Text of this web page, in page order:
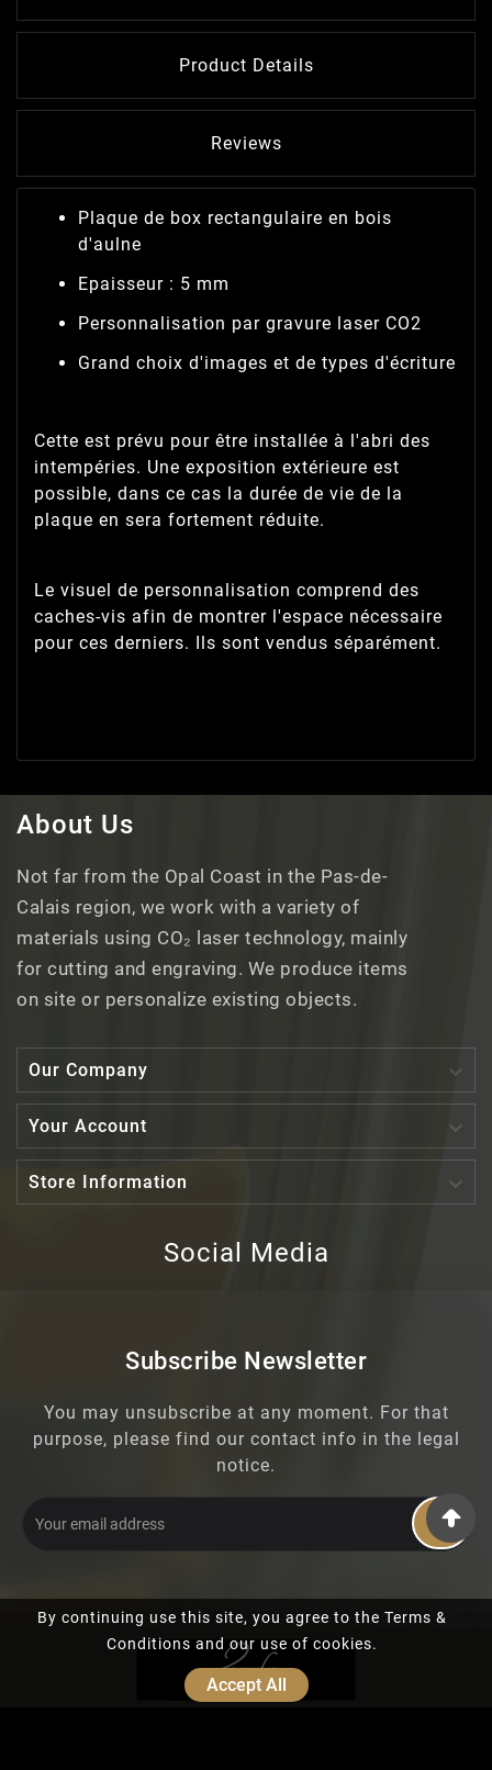
By continuing use this site, you agree to the Terms &
Conditions and our use of cookies.
Accept All
Product Details
Reviews
Plaque de box rectangulaire en bois
d'aulne
Epaisseur : 5 mm
Personnalisation par gravure laser CO2
Grand choix d'images et de types d'écriture
Cette est prévu pour être installée à l'abri des
intempéries. Une exposition extérieure est
possible, dans ce cas la durée de vie de la
plaque en sera fortement réduite.
Le visuel de personnalisation comprend des
caches-vis afin de montrer l'espace nécessaire
pour ces derniers. Ils sont vendus séparément.
About Us
Not far from the Opal Coast in the Pas-de-
Calais region, we work with a variety of
materials using CO₂ laser technology, mainly
for cutting and engraving. We produce items
on site or personalize existing objects.
Our Company 
Your Account 
Store Information 
Social Media
Subscribe Newsletter
You may unsubscribe at any moment. For that
purpose, please find our contact info in the legal
notice.
OK